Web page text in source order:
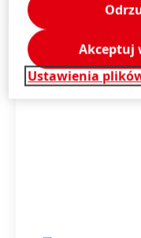
Ustawienia
Akceptuj